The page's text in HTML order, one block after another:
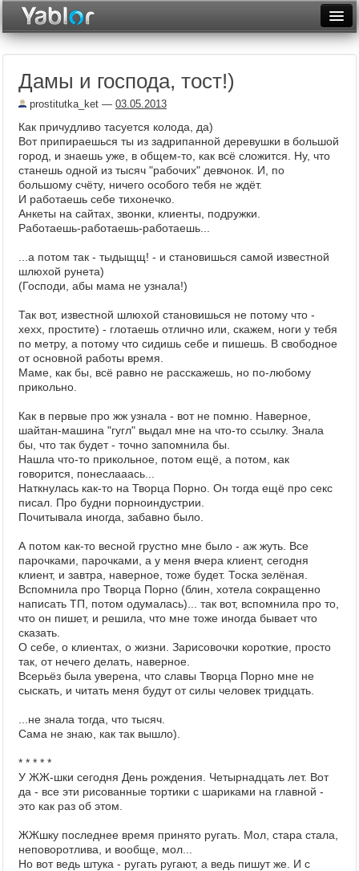
Неделя
Месяц
Рейтинги
Архив
Дамы и господа, тост!)
prostitutka_ket — 03.05.2013
Как причудливо тасуется колода, да)
Вот припираешься ты из задрипанной деревушки в большой
город, и знаешь уже, в общем-то, как всё сложится. Ну, что
станешь одной из тысяч "рабочих" девчонок. И, по
большому счёту, ничего особого тебя не ждёт.
И работаешь себе тихонечко.
Анкеты на сайтах, звонки, клиенты, подружки.
Работаешь-работаешь-работаешь...
...а потом так - тыдыщщ! - и становишься самой известной
шлюхой рунета)
(Господи, абы мама не узнала!)
Так вот, известной шлюхой становишься не потому что -
хехх, простите) - глотаешь отлично или, скажем, ноги у тебя
по метру, а потому что сидишь себе и пишешь. В свободное
от основной работы время.
Маме, как бы, всё равно не расскажешь, но по-любому
прикольно.
Как в первые про жж узнала - вот не помню. Наверное,
шайтан-машина "гугл" выдал мне на что-то ссылку. Знала
бы, что так будет - точно запомнила бы.
Нашла что-то прикольное, потом ещё, а потом, как
говорится, понеслааась...
Наткнулась как-то на Творца Порно. Он тогда ещё про секс
писал. Про будни порноиндустрии.
Почитывала иногда, забавно было.
А потом как-то весной грустно мне было - аж жуть. Все
парочками, парочками, а у меня вчера клиент, сегодня
клиент, и завтра, наверное, тоже будет. Тоска зелёная.
Вспомнила про Творца Порно (блин, хотела сокращенно
написать ТП, потом одумалась)... так вот, вспомнила про то,
что он пишет, и решила, что мне тоже иногда бывает что
сказать.
О себе, о клиентах, о жизни. Зарисовочки короткие, просто
так, от нечего делать, наверное.
Всерьёз была уверена, что славы Творца Порно мне не
сыскать, и читать меня будут от силы человек тридцать.
...не знала тогда, что тысяч.
Сама не знаю, как так вышло).
* * * * *
У ЖЖ-шки сегодня День рождения. Четырнадцать лет. Вот
да - все эти рисованные тортики с шариками на главной -
это как раз об этом.
ЖЖшку последнее время принято ругать. Мол, стара стала,
неповоротлива, и вообще, мол...
Но вот ведь штука - ругать ругают, а ведь пишут же. И с